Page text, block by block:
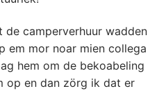
camperverhuur wadden
em mor noar mien collega
hem om de bekoabeling
op en dan zörg ik dat er